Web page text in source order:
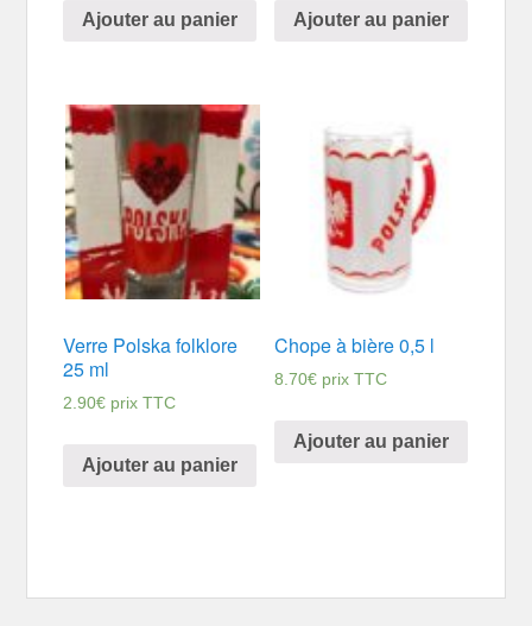
Ajouter au panier Ajouter au panier
Verre Polska folklore
25 ml
2.90€ prix TTC
Ajouter au panier
Chope à bière 0,5 l
8.70€ prix TTC
Ajouter au panier